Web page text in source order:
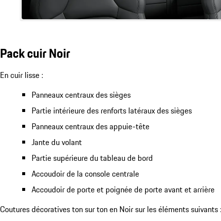
Pack cuir Noir
En cuir lisse :
Panneaux centraux des sièges
Partie intérieure des renforts latéraux des sièges
Panneaux centraux des appuie-tête
Jante du volant
Partie supérieure du tableau de bord
Accoudoir de la console centrale
Accoudoir de porte et poignée de porte avant et arrière
Coutures décoratives ton sur ton en Noir sur les éléments suivants :